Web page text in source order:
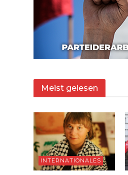
Meist gelesen
INTERNATIONALES